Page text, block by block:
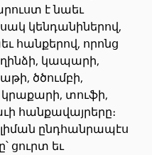
է նաեւ
կենդանիներով,
հանքերով, որոնց
կապարի,
ծծումբի,
տուֆի,
հանքավայրերը։
ընդհանրապէս
ցուրտ եւ